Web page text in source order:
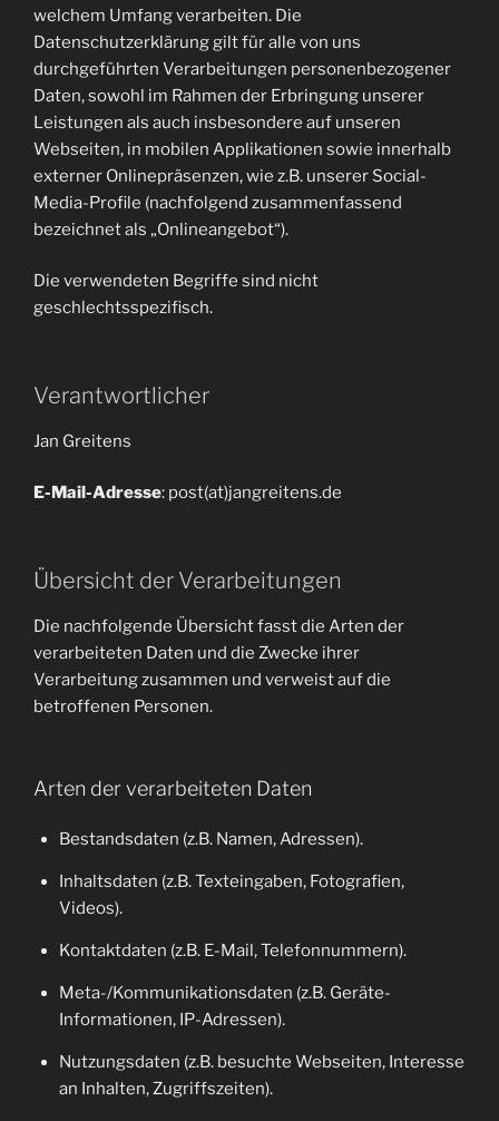
welchem Umfang verarbeiten. Die
Datenschutzerklärung gilt für alle von uns
durchgeführten Verarbeitungen personenbezogener
Daten, sowohl im Rahmen der Erbringung unserer
Leistungen als auch insbesondere auf unseren
Webseiten, in mobilen Applikationen sowie innerhalb
externer Onlinepräsenzen, wie z.B. unserer Social-
Media-Profile (nachfolgend zusammenfassend
bezeichnet als „Onlineangebot“).
Die verwendeten Begriffe sind nicht
geschlechtsspezifisch.
Verantwortlicher
Jan Greitens
E-Mail-Adresse: post(at)jangreitens.de
Übersicht der Verarbeitungen
Die nachfolgende Übersicht fasst die Arten der
verarbeiteten Daten und die Zwecke ihrer
Verarbeitung zusammen und verweist auf die
betroffenen Personen.
Arten der verarbeiteten Daten
Bestandsdaten (z.B. Namen, Adressen).
Inhaltsdaten (z.B. Texteingaben, Fotografien,
Videos).
Kontaktdaten (z.B. E-Mail, Telefonnummern).
Meta-/Kommunikationsdaten (z.B. Geräte-
Informationen, IP-Adressen).
Nutzungsdaten (z.B. besuchte Webseiten, Interesse
an Inhalten, Zugriffszeiten).